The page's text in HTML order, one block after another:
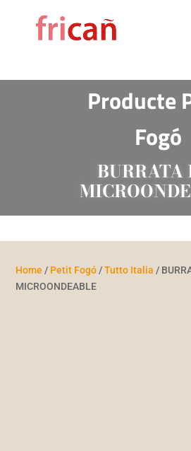
Producte
Fogó
BURRATA
Home / Petit Fogó/Tutto Italia /
MICROONDEABLE